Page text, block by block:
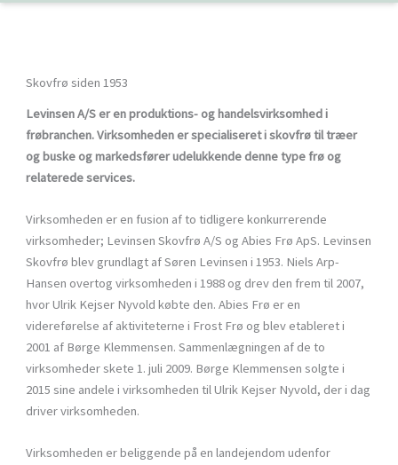
Skovfrø siden 1953
Levinsen A/S er en produktions- og handelsvirksomhed i
frøbranchen. Virksomheden er specialiseret i skovfrø til træer
og buske og markedsfører udelukkende denne type frø og
relaterede services.
Virksomheden er en fusion af to tidligere konkurrerende
virksomheder; Levinsen Skovfrø A/S og Abies Frø ApS. Levinsen
Skovfrø blev grundlagt af Søren Levinsen i 1953. Niels Arp-
Hansen overtog virksomheden i 1988 og drev den frem til 2007,
hvor Ulrik Kejser Nyvold købte den. Abies Frø er en
videreførelse af aktiviteterne i Frost Frø og blev etableret i
2001 af Børge Klemmensen. Sammenlægningen af de to
virksomheder skete 1. juli 2009. Børge Klemmensen solgte i
2015 sine andele i virksomheden til Ulrik Kejser Nyvold, der i dag
driver virksomheden.
Virksomheden er beliggende på en landejendom udenfor